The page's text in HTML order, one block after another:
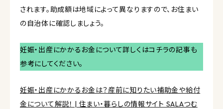
されます。助成額は地域によって異なりますので、お住まい
の自治体に確認しましょう。
妊娠・出産にかかるお金について詳しくはコチラの記事も
参考にしてください。
妊娠・出産にかかるお金は？産前に知りたい補助金や給付
金について解説！ | 住まい・暮らしの情報サイト SALAつむ